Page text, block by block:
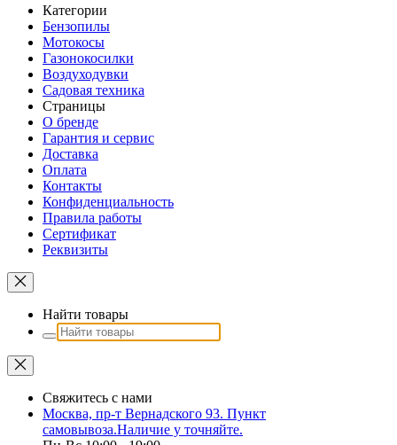
Категории
Бензопилы
Мотокосы
Газонокосилки
Воздуходувки
Садовая техника
Страницы
О бренде
Гарантия и сервис
Доставка
Оплата
Контакты
Конфиденциальность
Правила работы
Сертификат
Реквизиты
Найти товары
Свяжитесь с нами
Москва, пр-т Вернадского 93. Пункт
самовывоза.Наличие у точняйте.